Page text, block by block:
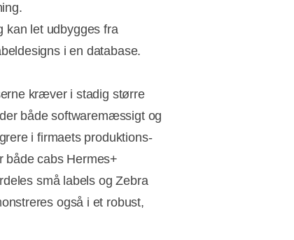
kan let udbygges fra
i en database.
kræver i stadig større
både softwaremæssigt og
i firmaets produktions-
cabs Hermes+
små labels og Zebra
også i et robust,